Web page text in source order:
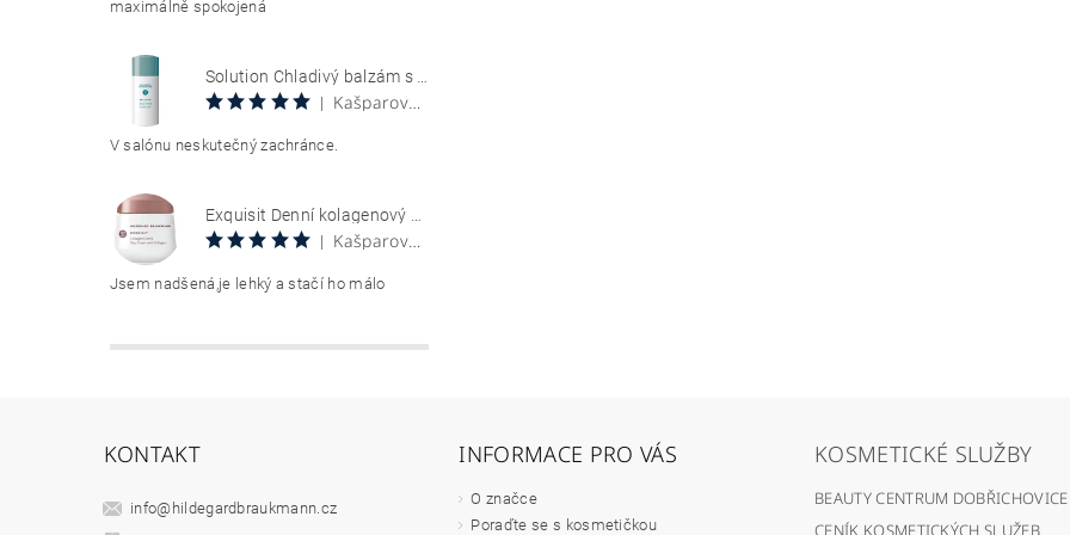
maximálně spokojená
Solution Chladivý balzám s aloe vera 100 ml Aloe Vera Cool Gel
|
Kašparová Vendula
V salónu neskutečný zachránce.
Exquisit Denní kolagenový krém 50 ml Collagen Creme Tag
|
Kašparová Vendula
Jsem nadšená,je lehký a stačí ho málo
KONTAKT
info@ hildegardbraukmann.cz
INFORMACE PRO VÁS
O značce
Poraďte se s kosmetičkou
KOSMETICKÉ SLUŽBY
BEAUTY CENTRUM
CENÍK KOSMETICKÝCH SLUŽEB